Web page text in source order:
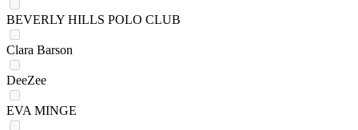
BEVERLY HILLS POLO CLUB
Clara Barson
DeeZee
EVA MINGE